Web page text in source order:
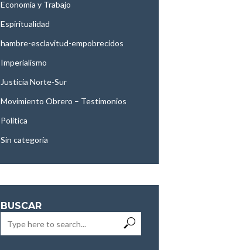
Economía y Trabajo
Espiritualidad
hambre-esclavitud-empobrecidos
Imperialismo
Justicia Norte-Sur
Movimiento Obrero – Testimonios
Política
Sin categoría
BUSCAR